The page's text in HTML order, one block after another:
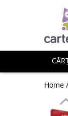
Craciun
Atlase si
Home /